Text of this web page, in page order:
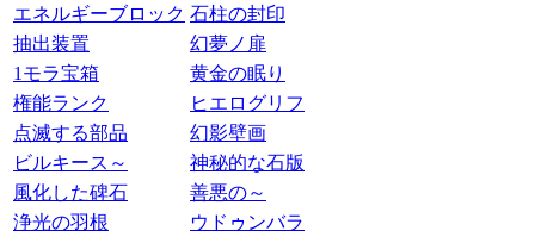
エネルギーブロック 石柱の封印
抽出装置
幻夢ノ扉
1モラ宝箱
黄金の眠り
権能ランク
ヒエログリフ
点滅する部品
幻影壁画
ビルキース～
神秘的な石版
風化した碑石
善悪の～
浄光の羽根
ウドゥンバラ